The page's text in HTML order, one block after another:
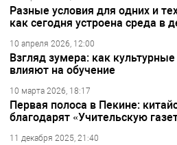
Разные условия для одних и
как сегодня устроена среда в
10 апреля 2026, 12:00
Взгляд зумера: как
влияют на обучение
10 марта 2026, 18:17
Первая полоса в Пекине:
благодарят «Учительскую
11 декабря 2025, 21:40